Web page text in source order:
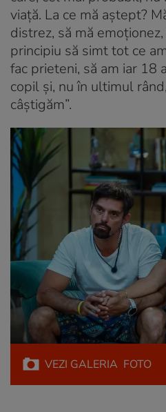
viață. La ce mă aștept?
distrez, să mă
principiu să simt tot ce
fac prieteni, să am iar 18
copil și, nu în ultimul
câștigăm”.
VEZI GALERIA FOTO